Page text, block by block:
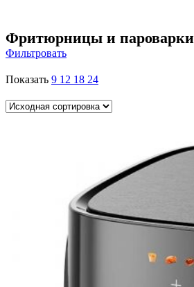
Фритюрницы и пароварки
Фильтровать
Показать 9 12 18 24